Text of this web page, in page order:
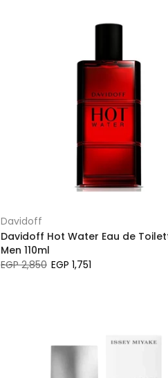
Davidoff
Davidoff Hot Water Eau de
Men 110ml
EGP 2,850 EGP 1,751